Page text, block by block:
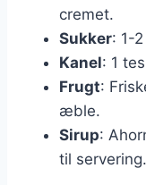
cremet.
Sukker: 1-
Kanel: 1
Frugt:
æble.
Sirup:
til servering.